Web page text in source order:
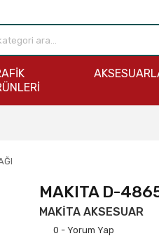
MAKITA D-
MAKİTA AKSESUAR
0 - Yorum Yap